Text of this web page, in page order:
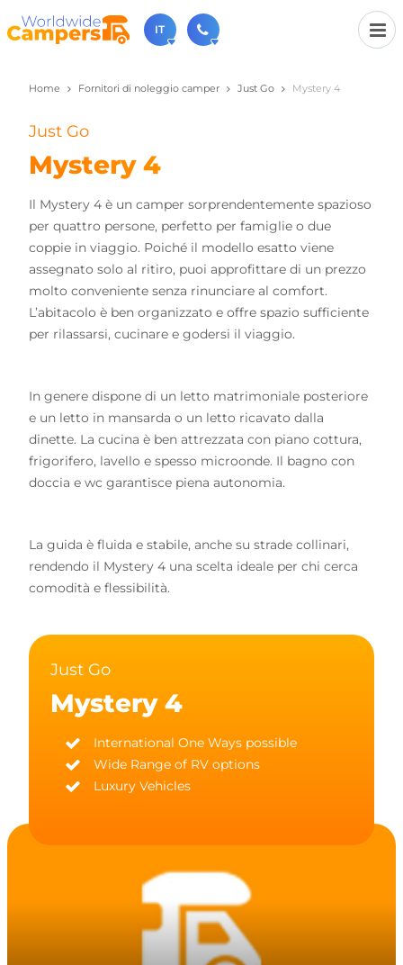
IT
+31 030-6974964
venerdì dalle 9:00 alle 17:00).
sales@worldwidecampers.com
Ovviamente si può sempre inviare una email.
Home Fornitori di noleggio camper Just Go Mystery 4
Just Go
Mystery 4
Il Mystery 4 è un camper sorprendentemente spazioso
per quattro persone, perfetto per famiglie o due
coppie in viaggio. Poiché il modello esatto viene
assegnato solo al ritiro, puoi approfittare di un prezzo
molto conveniente senza rinunciare al comfort.
L’abitacolo è ben organizzato e offre spazio sufficiente
per rilassarsi, cucinare e godersi il viaggio.
In genere dispone di un letto matrimoniale posteriore
e un letto in mansarda o un letto ricavato dalla
dinette. La cucina è ben attrezzata con piano cottura,
frigorifero, lavello e spesso microonde. Il bagno con
doccia e wc garantisce piena autonomia.
La guida è fluida e stabile, anche su strade collinari,
rendendo il Mystery 4 una scelta ideale per chi cerca
comodità e flessibilità.
Just Go
Mystery 4
International One Ways possible
Wide Range of RV options
Luxury Vehicles